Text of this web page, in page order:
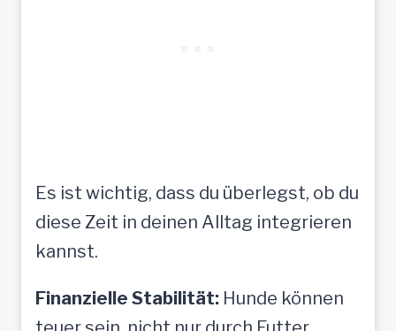
Es ist wichtig, dass du überlegst, ob du
diese Zeit in deinen Alltag integrieren
kannst.
Finanzielle Stabilität: Hunde können